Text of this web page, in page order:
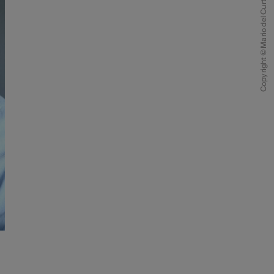
Copyright © Mario del Curto